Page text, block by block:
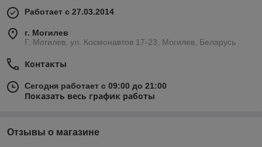
Работает с 27.03.2014
г. Могилев
Г. Могилев, ул. Космонавтов 17-23, Могилев, Беларусь
Контакты
Сегодня работает с 09:00 до 21:00
Показать весь график работы
Отзывы о магазине